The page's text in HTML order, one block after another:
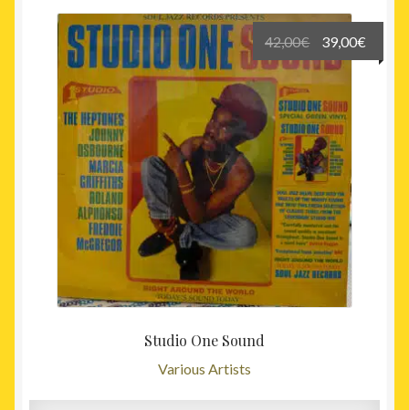
Studio One Sound
Various Artists
42,00€
Le
prix
initial
était :
42,00€.
39,00€
prix